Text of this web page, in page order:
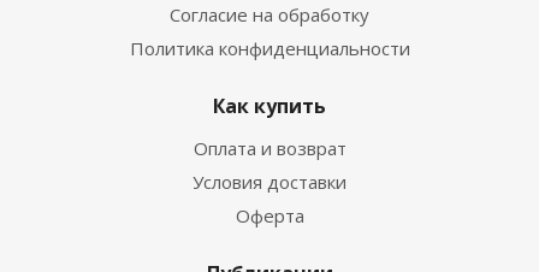
Согласие на обработку
Политика конфиденциальности
Как купить
Оплата и возврат
Условия доставки
Оферта